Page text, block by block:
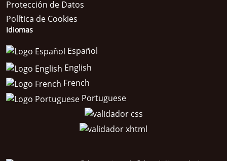
Protección de Datos
Política de Cookies
Idiomas
Español
English
French
Portuguese